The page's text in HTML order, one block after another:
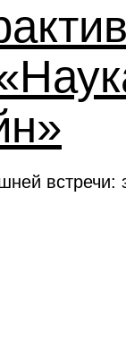
встречи: